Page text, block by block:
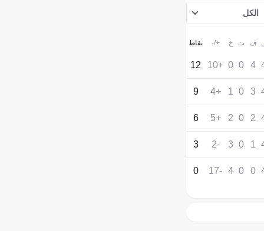
الكل
ف ت خ +/- نقاط
4
0
0
+10
12
3
0
1
+4
9
2
0
2
+5
6
1
0
3
-2
3
0
0
4
-17
0